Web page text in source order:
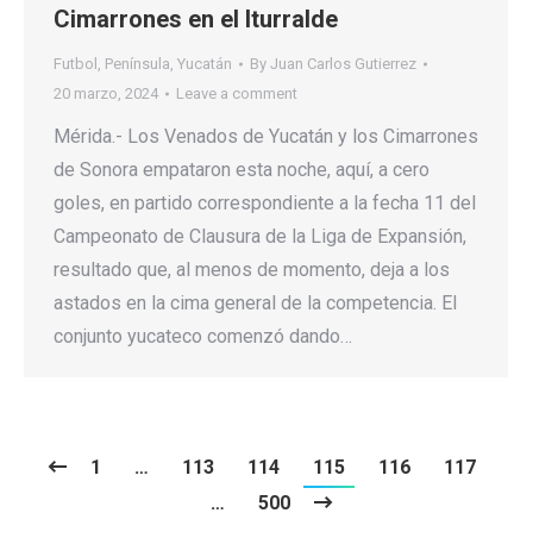
Cimarrones en el Iturralde
Futbol , Península, Yucatán By Juan Carlos Gutierrez
20 marzo, 2024
Leave a comment
Mérida.- Los Venados de Yucatán y los Cimarrones
de Sonora empataron esta noche, aquí, a cero
goles, en partido correspondiente a la fecha 11 del
Campeonato de Clausura de la Liga de Expansión,
resultado que, al menos de momento, deja a los
astados en la cima general de la competencia. El
conjunto yucateco comenzó dando…
1 … 113 114 115 116
117
…
500